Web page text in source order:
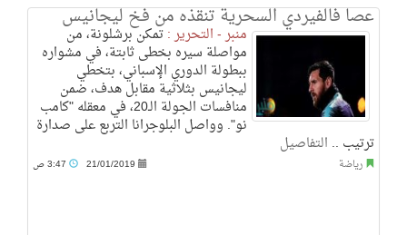
عصا فالفيردي السحرية تنقذه من فخ ليجانيس
منبر - التحرير :تمكن برشلونة، من
مواصلة سيره بخطى ثابتة، في مشواره
ببطولة الدوري الإسباني، بتخطي
ليجانيس بثلاثية مقابل هدف، ضمن
منافسات الجولة الـ20، في معقله "كامب
نو". وواصل البلوجرانا التربع على صدارة
ترتيب .. التفاصيل
رياضة 21/01/2019